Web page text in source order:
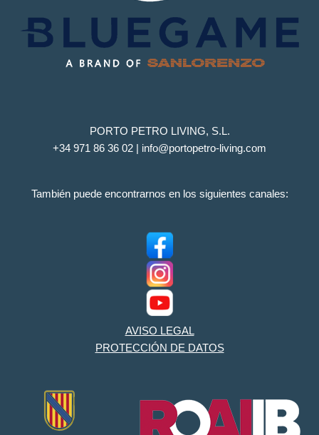
PORTO PETRO LIVING, S.L.
+34 971 86 36 02 | info@portopetro-living.com
También puede encontrarnos en los siguientes canales:
AVISO LEGAL
PROTECCIÓN DE DATOS